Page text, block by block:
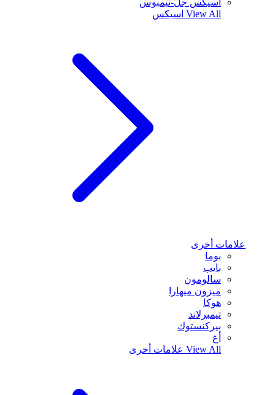
View All اسيكس
علامات أخرى
بوما
بايب
سالومون
ميزون ميهارا
هوكا
تيمبرلاند
بيركنستوك
أغ
View All علامات أخرى